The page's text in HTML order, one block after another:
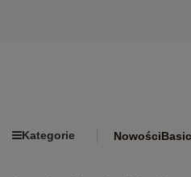
Kategorie NowościBasic